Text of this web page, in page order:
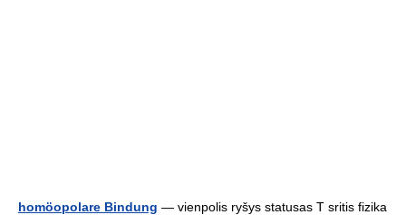
homöopolare Bindung — vienpolis ryšys statusas T sritis fizika